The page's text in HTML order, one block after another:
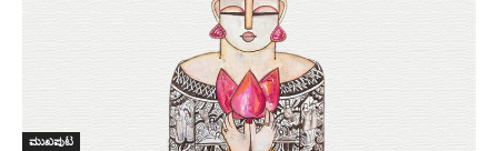
ಮುಖಪುಟ